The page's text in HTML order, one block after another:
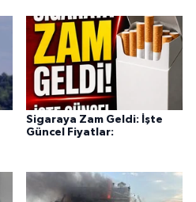
Sigaraya Zam Geldi: İşte
Güncel Fiyatlar: